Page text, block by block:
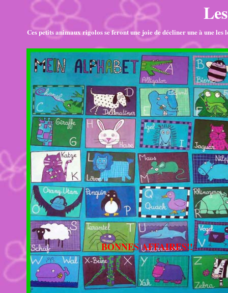
Ces petits animaux rigolos se feront une joie de décliner une à une
BONNES AFFAIRES!!